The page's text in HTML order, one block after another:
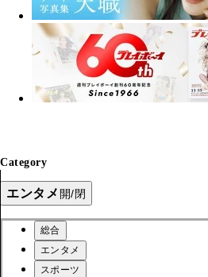
Category
エンタメ 開/閉
総合
エンタメ
スポーツ